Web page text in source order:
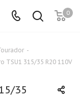
0
-
TSU1 315/35 R20 110V
35